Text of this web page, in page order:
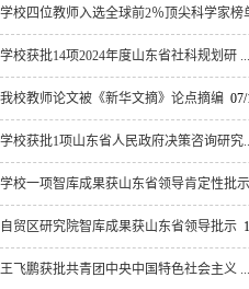
学校四位教师入选全球前2％顶尖科学家榜
学校获批14项2024年度山东省社科规划研 ...
我校教师论文被《新华文摘》论点摘编
学校获批1项山东省人民政府决策咨询研究
学校一项智库成果获山东省领导肯定性批示
自贸区研究院智库成果获山东省领导批示
王飞鹏获批共青团中央中国特色社会主义 ...